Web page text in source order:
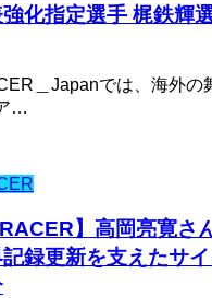
化指定選手 梶鉄輝
＿Japanでは、海外の
…
】高岡亮寛さ
記録更新を支えたサ